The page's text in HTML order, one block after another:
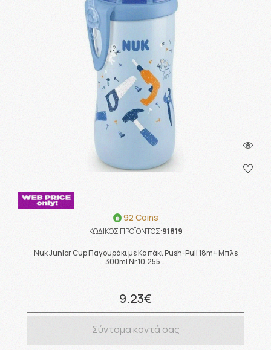
92 Coins
ΚΩΔΙΚΟΣ ΠΡΟΪΟΝΤΟΣ:91819
Nuk Junior Cup Παγουράκι με Καπάκι Push-Pull 18m+ Μπλε
300ml Nr.10.255 …
9.23€
Σύντομα κοντά σας